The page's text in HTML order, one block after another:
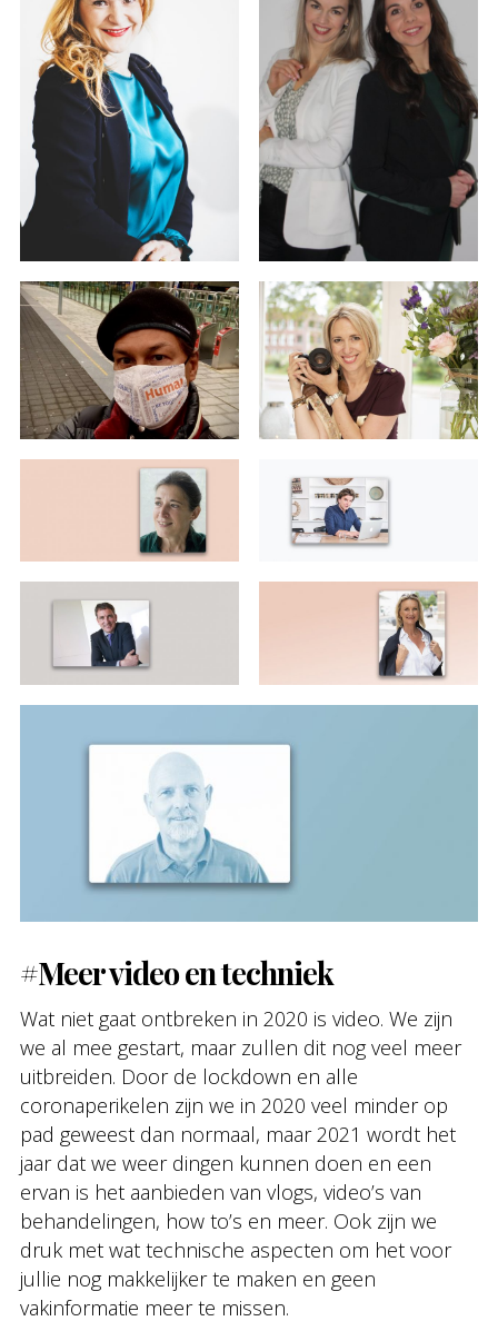
#Meer video en techniek
Wat niet gaat ontbreken in 2020 is video. We zijn
we al mee gestart, maar zullen dit nog veel meer
uitbreiden. Door de lockdown en alle
coronaperikelen zijn we in 2020 veel minder op
pad geweest dan normaal, maar 2021 wordt het
jaar dat we weer dingen kunnen doen en een
ervan is het aanbieden van vlogs, video’s van
behandelingen, how to’s en meer. Ook zijn we
druk met wat technische aspecten om het voor
jullie nog makkelijker te maken en geen
vakinformatie meer te missen.